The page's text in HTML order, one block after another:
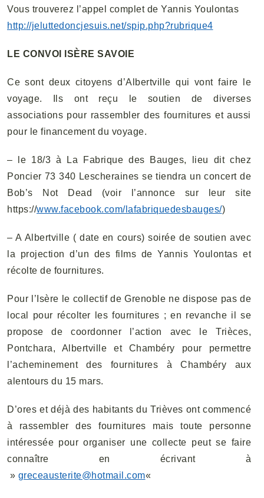
Vous trouverez l’appel complet de Yannis Youlontas
http://jeluttedoncjesuis.net/spip.php?rubrique4
LE CONVOI ISÈRE SAVOIE
Ce sont deux citoyens d’Albertville qui vont faire le
voyage. Ils ont reçu le soutien de diverses
associations pour rassembler des fournitures et aussi
pour le financement du voyage.
– le 18/3 à La Fabrique des Bauges, lieu dit chez
Poncier 73 340 Lescheraines se tiendra un concert de
Bob’s Not Dead (voir l’annonce sur leur site
https://www.facebook.com/lafabriquedesbauges/)
– A Albertville ( date en cours) soirée de soutien avec
la projection d’un des films de Yannis Youlontas et
récolte de fournitures.
Pour l’Isère le collectif de Grenoble ne dispose pas de
local pour récolter les fournitures ; en revanche il se
propose de coordonner l’action avec le Trièces,
Pontchara, Albertville et Chambéry pour permettre
l’acheminement des fournitures à Chambéry aux
alentours du 15 mars.
D’ores et déjà des habitants du Trièves ont commencé
à rassembler des fournitures maistoute personne
intéressée pour organiser une collecte peut se faire
connaître en écrivant à
» greceausterite@hotmail.com«